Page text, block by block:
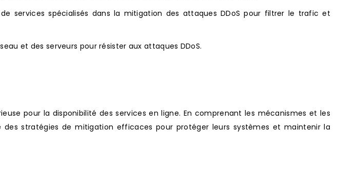
services spécialisés dans la mitigation des attaques DDoS pour filtrer le trafic et
et des serveurs pour résister aux attaques DDoS.
pour la disponibilité des services en ligne. En comprenant les mécanismes et les
stratégies de mitigation efficaces pour protéger leurs systèmes et maintenir la